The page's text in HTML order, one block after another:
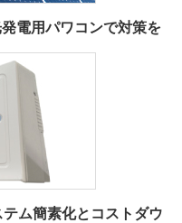
電用パワコンで対策を
ム簡素化とコストダウ